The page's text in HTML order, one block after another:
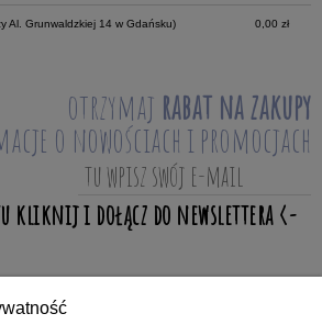
Al. Grunwaldzkiej 14 w Gdańsku) 0,00 zł
otrzymaj rabat na zakupy
o nowościach i promocjach
ZAKUPY